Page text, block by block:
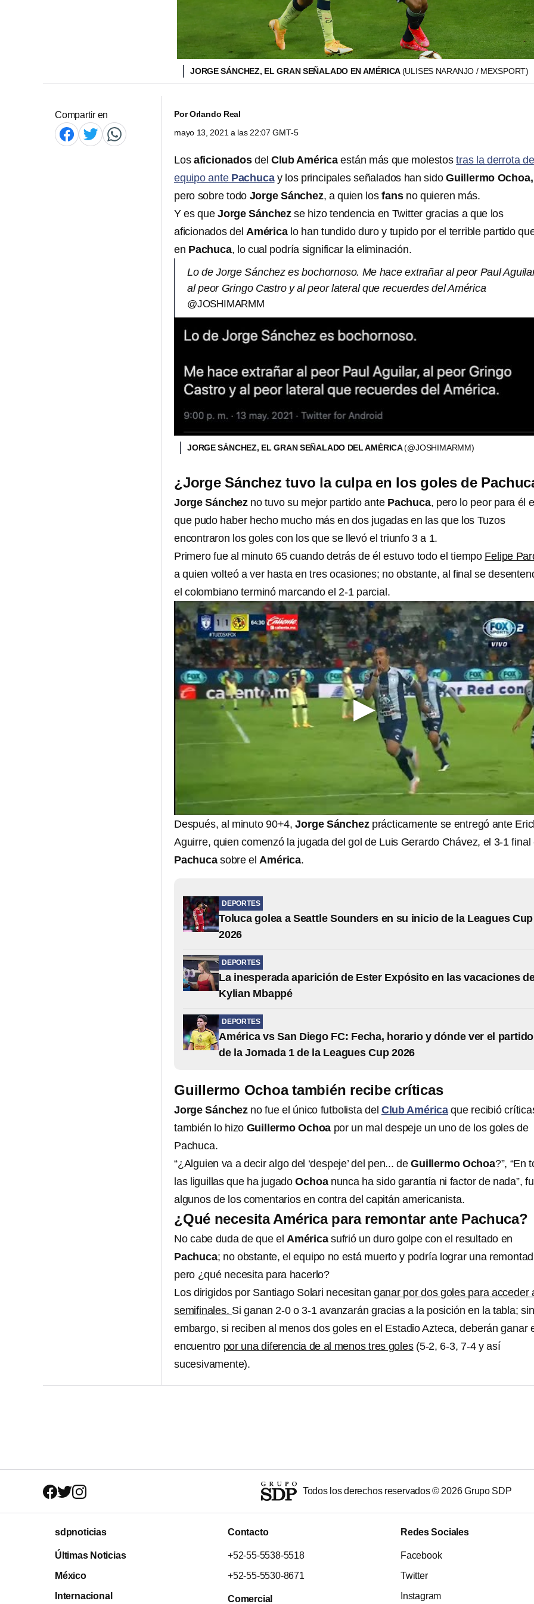
JORGE SÁNCHEZ, EL GRAN SEÑALADO EN AMÉRICA(ULISES NARANJO / MEXSPORT)
Compartir en PorOrlando Real
mayo 13, 2021 a las 22:07 GMT-5
Los aficionadosdel Club América están más que molestostras la derrota del
equipo ante Pachucay los principales señalados han sidoGuillermo Ochoa,
pero sobre todo Jorge Sánchez, a quien losfansno quieren más.
Y es que Jorge Sánchez se hizo tendencia en Twitter gracias a que los
aficionados delAméricalo han tundido duro y tupido por el terrible partido
en Pachuca, lo cual podría significar la eliminación.
Lo de Jorge Sánchez es bochornoso. Me hace extrañar al peor Paul
al peor Gringo Castro y al peor lateral que recuerdes del América
@JOSHIMARMM
JORGE SÁNCHEZ, EL GRAN SEÑALADO DEL AMÉRICA(@JOSHIMARMM)
¿Jorge Sánchez tuvo la culpa en los goles de
Jorge Sánchez no tuvo su mejor partido ante Pachuca, pero lo peor para él
que pudo haber hecho mucho más en dos jugadas en las que los Tuzos
encontraron los goles con los que se llevó el triunfo 3 a 1.
Primero fue al minuto 65 cuando detrás de él estuvo todo el tiempo Felipe
a quien volteó a ver hasta en tres ocasiones; no obstante, al final se
el colombiano terminó marcando el 2-1 parcial.
Después, al minuto 90+4,Jorge Sánchez prácticamente se entregó ante
Aguirre, quien comenzó la jugada del gol de Luis Gerardo Chávez, el 3-1 final
Pachucasobre elAmérica.
DEPORTES
Toluca golea a Seattle Sounders en su inicio de la Leagues Cup
2026
DEPORTES
La inesperada aparición de Ester Expósito en las vacaciones
Kylian Mbappé
DEPORTES
América vs San Diego FC: Fecha, horario y dónde ver el partido
de la Jornada 1 de la Leagues Cup 2026
Guillermo Ochoa también recibe críticas
Jorge Sánchez no fue el único futbolista del Club América que recibió
también lo hizo Guillermo Ochoa por un mal despeje un uno de los goles de
Pachuca.
“¿Alguien va a decir algo del ‘despeje’ del pen... deGuillermo Ochoa?”, “En
las liguillas que ha jugadoOchoanunca ha sido garantía ni factor de nada”,
algunos de los comentarios en contra del capitán americanista.
¿Qué necesita América para remontar ante Pachuca?
No cabe duda de que el Américasufrió un duro golpe con el resultado en
Pachuca; no obstante, el equipo no está muerto y podría lograr una
pero ¿qué necesita para hacerlo?
Los dirigidos por Santiago Solari necesitan ganar por dos goles para acceder
semifinales. Si ganan 2-0 o 3-1 avanzarán gracias a la posición en la tabla; sin
embargo, si reciben al menos dos goles en el Estadio Azteca, deberán ganar
encuentro por una diferencia de al menos tres goles(5-2, 6-3, 7-4 y así
sucesivamente).
Todos los derechos reservados © 2026Grupo SDP
sdpnoticias
Últimas Noticias
México
Internacional
Contacto
+52-55-5538-5518
+52-55-5530-8671
Comercial
Redes Sociales
Facebook
Twitter
Instagram